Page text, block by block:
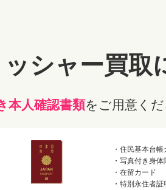
シャー買取
本人確認書類をご用意くだ
・住民基本台帳
・写真付き身
・在留カード
・特別永住者証